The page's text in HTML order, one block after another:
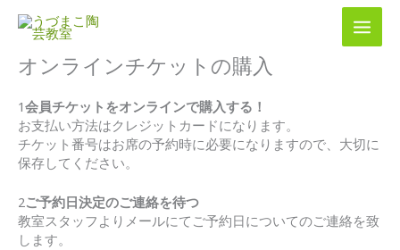
オンラインチケットの購入
1会員チケットをオンラインで購入する！
お支払い方法はクレジットカードになります。
チケット番号はお席の予約時に必要になりますので、大切に
保存してください。
2ご予約日決定のご連絡を待つ
教室スタッフよりメールにてご予約日についてのご連絡を致
します。